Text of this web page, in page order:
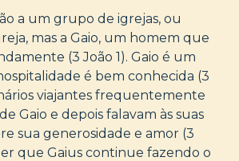
a um grupo de igrejas, ou
mas a Gaio, um homem que
(3 João 1). Gaio é um
é bem conhecida (3
viajantes frequentemente
Gaio e depois falavam às suas
sua generosidade e amor (3
que Gaius continue fazendo o